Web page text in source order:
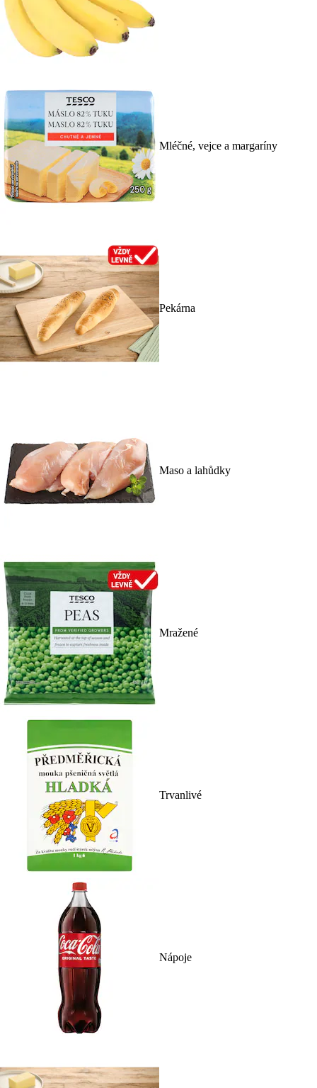
Mléčné, vejce a margaríny
Pekárna
Maso a lahůdky
Mražené
Trvanlivé
Nápoje